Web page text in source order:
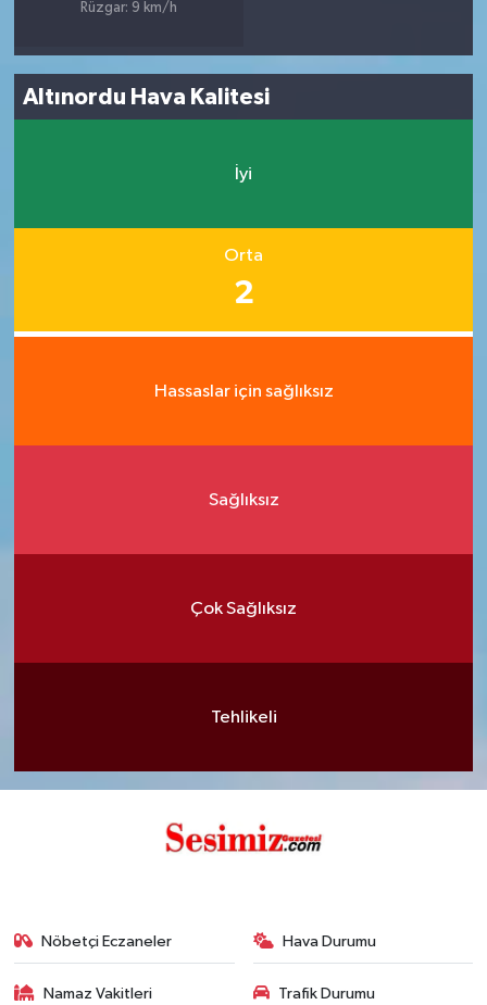
Rüzgar: 9 km/h
Altınordu Hava Kalitesi
İyi
Orta
2
Hassaslar için sağlıksız
Sağlıksız
Çok Sağlıksız
Tehlikeli
Nöbetçi Eczaneler Hava Durumu
Namaz Vakitleri Trafik Durumu